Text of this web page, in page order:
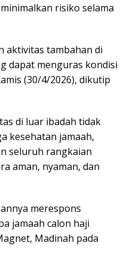
risiko selama
aktivitas tambahan di
dapat menguras kondisi
(30/4/2026), dikutip
di luar ibadah tidak
kesehatan jamaah,
seluruh rangkaian
aman, nyaman, dan
merespons
jamaah calon haji
Madinah pada